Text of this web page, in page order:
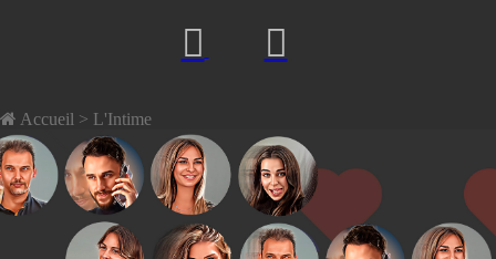
Accueil > L'Intime